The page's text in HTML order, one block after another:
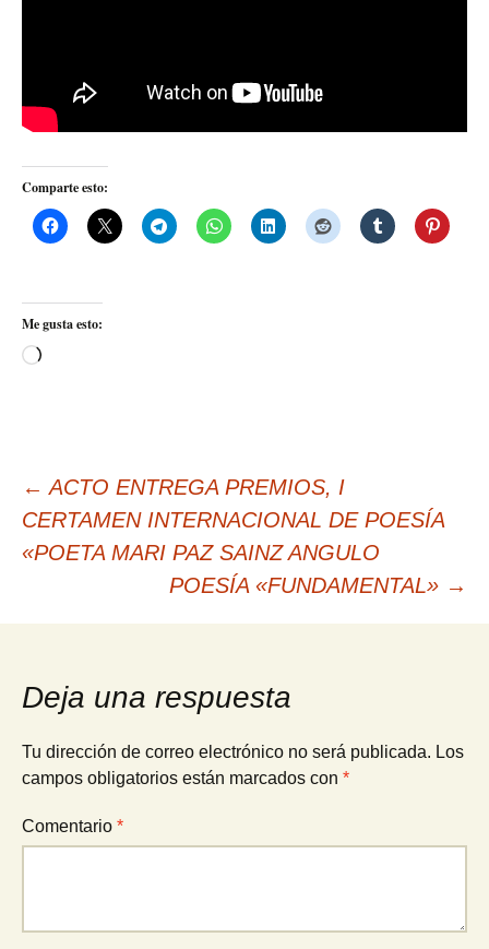
Comparte esto:
Me gusta esto:
Cargando...
Navegación
de
entradas
← ACTO ENTREGA PREMIOS, I
CERTAMEN INTERNACIONAL DE POESÍA
«POETA MARI PAZ SAINZ ANGULO
POESÍA «FUNDAMENTAL» →
Deja una respuesta
Tu dirección de correo electrónico no será publicada. Los
campos obligatorios están marcados con *
Comentario *